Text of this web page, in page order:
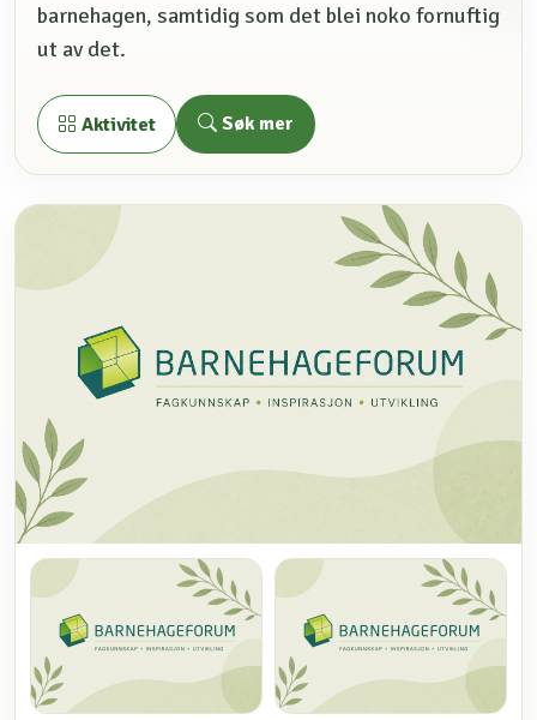
barnehagen, samtidig som det blei noko fornuftig
ut av det.
Aktivitet Søk mer